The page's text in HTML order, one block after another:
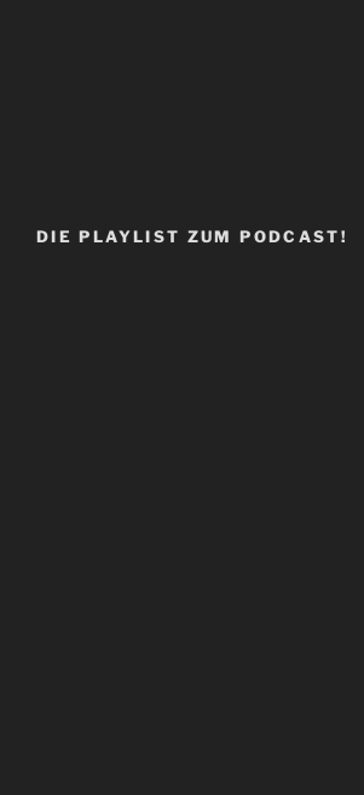
DIE PLAYLIST ZUM PODCAST!